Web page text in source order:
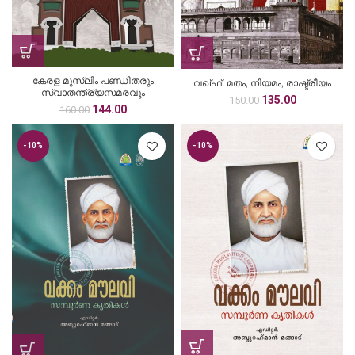
കേരള മുസ്‌ലിം പണ്ഡിതരും
സ്വാതന്ത്ര്യസമരവും
160.00 Original
price
was:
₹160.00.
144.00Current
price
₹144.00.
വഖ്ഫ്: മതം, നിയമം, രാഷ്ട്രീയം
150.00 Original
was:
135.00Current
is:
₹135.00.
-10% -10%